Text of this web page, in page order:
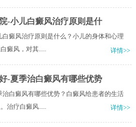
-小儿白癜风治疗原则是什
癜风治疗原则是什么？小儿的身体和心理
癜风，对其.....
详情>>
-夏季治白癜风有哪些优势
白癜风有哪些优势？白癜风给患者的生活
治疗白癜风.....
详情>>